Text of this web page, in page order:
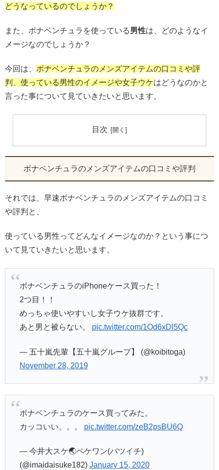
どうなっているのでしょうか？
また、ボナベンチュラを使っている男性は、どのようなイ
メージなのでしょうか？
今回は、 ボナベンチュラのメンズアイテムの口コミや評
判、使っている男性のイメージや女子ウケはどうなのかと
言った事について見ていきたいと思います。
目次
ボナベンチュラのメンズアイテムの口コミや評判
それでは、早速ボナベンチュラのメンズアイテムの口コミ
や評判と、
使っている男性ってどんなイメージなのか？という事につ
いて見ていきたいと思います。
ボナベンチュラのiPhoneケース買った！
2つ目！！
めっちゃ使いやすいし女子ウケ抜群です。
あと男と被らない。 pic.twitter.com/1Od6xDl5Qc
— 五十嵐先輩【五十嵐グループ】 (@koibitoga)
November 28, 2019
ボナベンチュラのケース買ってみた。
カッコいい。。。 pic.twitter.com/zeB2psBU6Q
— 今井大スケ🌏ペケワン(バツイチ)
(@imaidaisuke182) January 15, 2020